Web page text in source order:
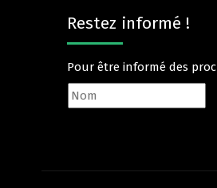
Restez informé !
Pour être informé des